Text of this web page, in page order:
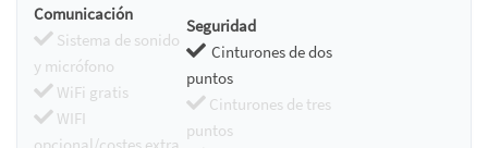
Comunicación
Sistema de sonido
y micrófono
WiFi gratis
WIFI
Seguridad
Cinturones de dos
puntos
Cinturones de tres
puntos